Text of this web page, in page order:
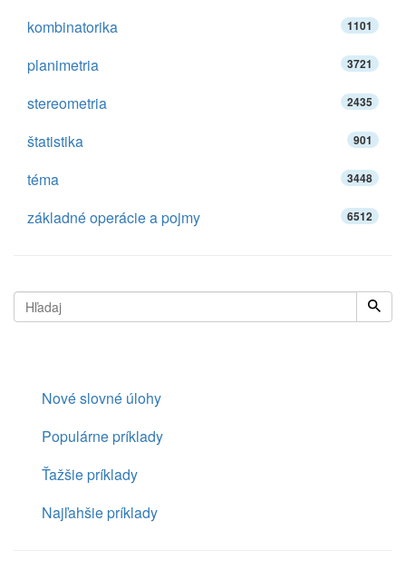
kombinatorika 1101
planimetria 3721
stereometria 2435
štatistika 901
téma 3448
základné operácie a pojmy 6512
Nové slovné úlohy
Populárne príklady
Ťažšie príklady
Najľahšie príklady